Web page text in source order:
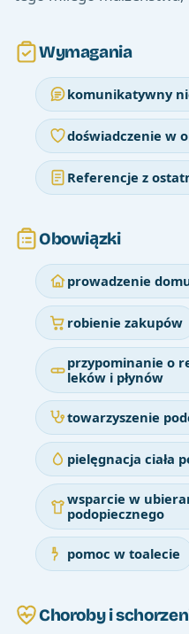
Wymagania
komunikatywny
doświadczenie w
Referencje z
Obowiązki
prowadzenie
robienie zakupów
przypominanie o
leków i płynów
towarzyszenie
pielęgnacja ciała
wsparcie w
podopiecznego
pomoc w toalecie
Choroby i